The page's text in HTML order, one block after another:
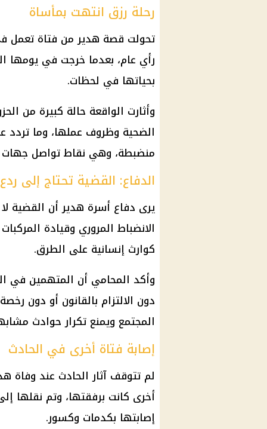
رحلة رزق انتهت بمأساة
تحولت قصة هدير من فتاة تعمل
رأي عام، بعدما خرجت في يومها
بحياتها في لحظات.
وأثارت الواقعة حالة كبيرة من
الضحية وظروف عملها، وما تردد
منضبطة، وهي نقاط تواصل جهات
الدفاع: القضية تحتاج إلى ردع
يرى دفاع أسرة هدير أن القضية
الانضباط المروري وقيادة
كوارث إنسانية على الطرق.
وأكد المحامي أن المتهمين في
دون الالتزام بالقانون أو دون
المجتمع ويمنع تكرار حوادث
إصابة فتاة أخرى في الحادث
لم تتوقف آثار الحادث عند وفاة
أخرى كانت برفقتها، وتم نقلها
إصابتها بكدمات وكسور.